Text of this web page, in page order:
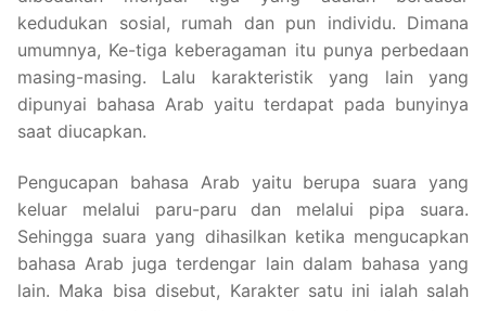
kedudukan sosial, rumah dan pun individu. Dimana
umumnya, Ke-tiga keberagaman itu punya perbedaan
masing-masing. Lalu karakteristik yang lain yang
dipunyai bahasa Arab yaitu terdapat pada bunyinya
saat diucapkan.
Pengucapan bahasa Arab yaitu berupa suara yang
keluar melalui paru-paru dan melalui pipa suara.
Sehingga suara yang dihasilkan ketika mengucapkan
bahasa Arab juga terdengar lain dalam bahasa yang
lain. Maka bisa disebut, Karakter satu ini ialah salah